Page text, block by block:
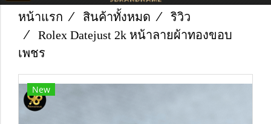
หน้าแรก สินค้าทั้งหมด
ริวิว
Rolex Datejust 2k หน้าลายผ้าทองขอบ
เพชร
New